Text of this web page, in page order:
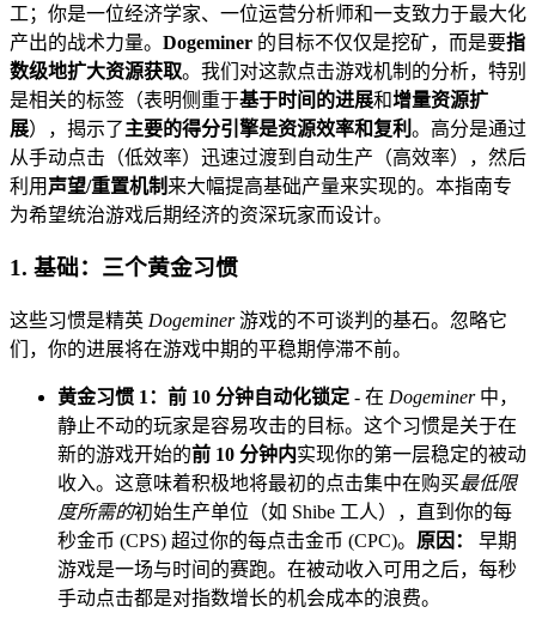
工；你是一位经济学家、一位运营分析师和一支致力于最大化
产出的战术力量。 Dogeminer 的目标不仅仅是挖矿，而是要指
数级地扩大资源获取。我们对这款点击游戏机制的分析，特别
是相关的标签（表明侧重于基于时间的进展和增量资源扩
展），揭示了主要的得分引擎是资源效率和复利 。高分是通过
从手动点击（低效率）迅速过渡到自动生产（高效率），然后
利用 声望/重置机制 来大幅提高基础产量来实现的。本指南专
为希望统治游戏后期经济的资深玩家而设计。
1. 基础：三个黄金习惯
这些习惯是精英 Dogeminer游戏的不可谈判的基石。忽略它
们，你的进展将在游戏中期的平稳期停滞不前。
黄金习惯 1：前 10 分钟自动化锁定 - 在 Dogeminer中，
静止不动的玩家是容易攻击的目标。这个习惯是关于在
新的游戏开始的前 10 分钟内实现你的第一层稳定的被动
收入。这意味着积极地将最初的点击集中在购买最低限
度所需的初始生产单位（如 Shibe 工人），直到你的每
秒金币 (CPS) 超过你的每点击金币 (CPC)。 原因：
早期
游戏是一场与时间的赛跑。在被动收入可用之后，每秒
手动点击都是对指数增长的机会成本的浪费。